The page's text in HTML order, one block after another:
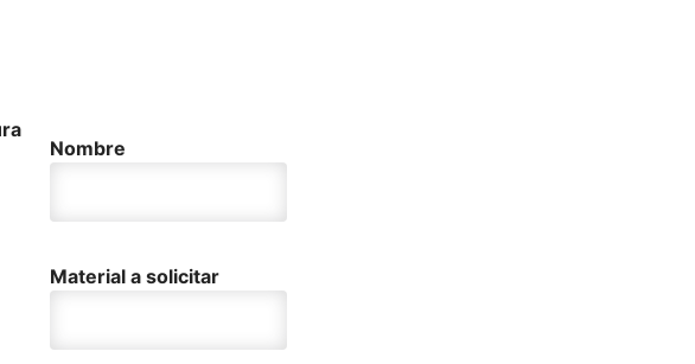
Nombre
Material a solicitar